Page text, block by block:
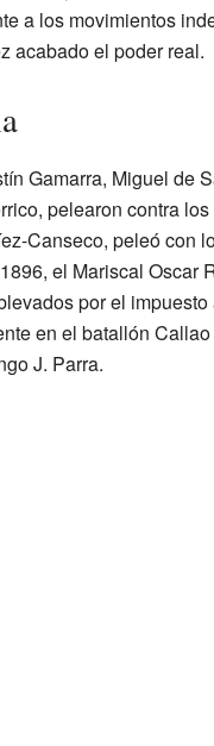
a los movimientos
acabado el poder real.
Gamarra, Miguel de
pelearon contra
Canseco, peleó con
el Mariscal Oscar
por el
en el batallón
J. Parra.